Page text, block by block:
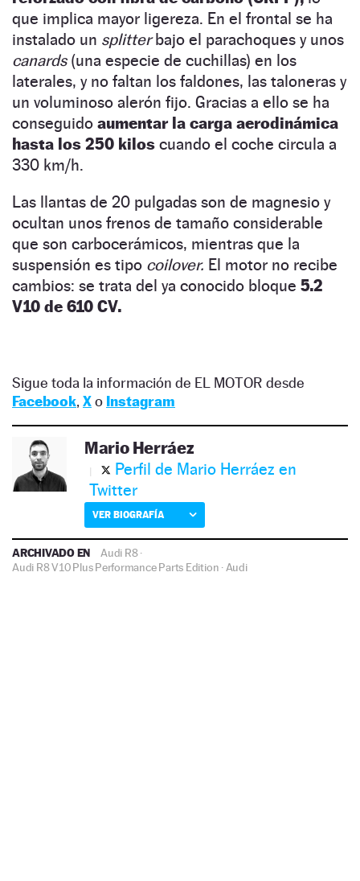
que implica mayor ligereza. En el frontal se ha
instalado un splitterbajo el parachoques y unos
canards(una especie de cuchillas) en los
laterales, y no faltan los faldones, las taloneras y
un voluminoso alerón fijo. Gracias a ello se ha
conseguido aumentar la carga aerodinámica
hasta los 250 kilos cuando el coche circula a
330 km/h.
Las llantas de 20 pulgadas son de magnesio y
ocultan unos frenos de tamaño considerable
que son carbocerámicos, mientras que la
suspensión es tipo coilover. El motor no recibe
cambios: se trata del ya conocido bloque 5.2
V10 de 610 CV.
Sigue toda la información de EL MOTOR desde
Facebook, Xo Instagram
Mario Herráez
Perfil de Mario Herráez en
Twitter
VER BIOGRAFÍA
ARCHIVADO EN Audi R8·
Audi R8 V10 Plus Performance Parts Edition · Audi